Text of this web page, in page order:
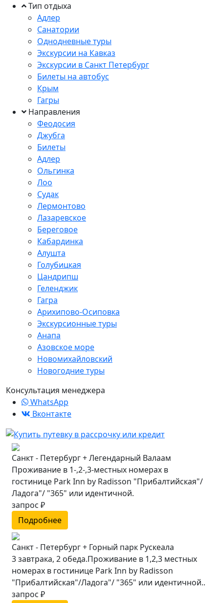
Тип отдыха
Адлер
Санатории
Однодневные туры
Экскурсии на Кавказ
Экскурсии в Санкт Петербург
Билеты на автобус
Крым
Гагры
Направления
Феодосия
Джубга
Билеты
Адлер
Ольгинка
Лоо
Судак
Лермонтово
Лазаревское
Береговое
Кабардинка
Алушта
Голубицкая
Цандрипш
Геленджик
Гагра
Арихипово-Осиповка
Экскурсионные туры
Анапа
Азовское море
Новомихайловский
Новогодние туры
Консультация менеджера
WhatsApp
Вконтакте
Санкт - Петербург + Легендарный Валаам
Проживание в 1-,2-,3-местных номерах в
гостинице Park Inn by Radisson "Прибалтийская"/
Ладога"/ "365" или идентичной.
запрос ₽
Подробнее
Санкт - Петербург + Горный парк Рускеала
3 завтрака, 2 обеда.Проживание в 1,2,3 местных
номерах в гостинице Park Inn by Radisson
"Прибалтийская"/Ладога"/ "365" или идентичной..
запрос ₽